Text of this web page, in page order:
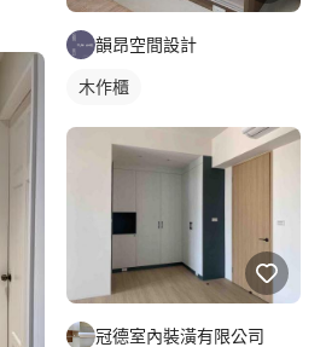
韻昂空間設計
木作櫃
冠德室內裝潢有限公司